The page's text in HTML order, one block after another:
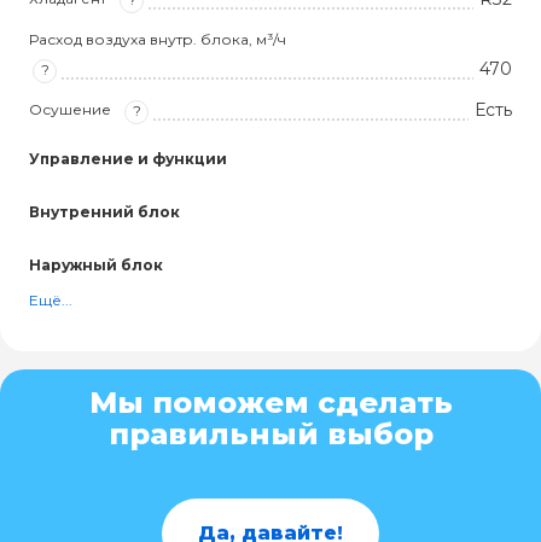
Расход воздуха внутр. блока, м³/ч
?
470
Осушение ? Есть
Управление и функции
Внутренний блок
Наружный блок
Ещё...
Мы поможем сделать
правильный выбор
Да, давайте!